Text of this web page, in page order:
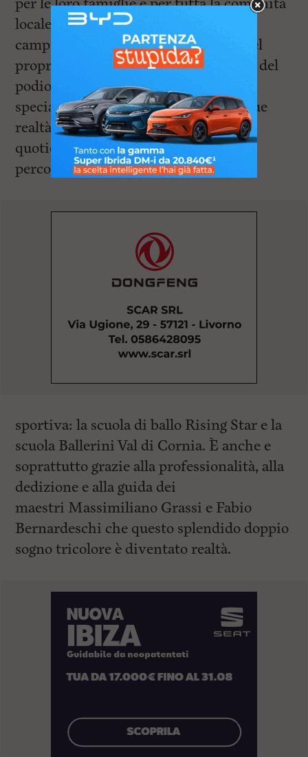
locale, che festeggia questi giovani
campioni capaci di portare il nome del
proprio territorio sul gradino più alto del
podio italiano. Un ringraziamento
speciale per questi traguardi va alle due
realtà che supportano e guidano
quotidianamente i ragazzi nel loro
percorso di crescita tecnica e
sportiva: la scuola di ballo Rising Star e la
scuola Ballerini Val di Cornia. È anche e
soprattutto grazie alla professionalità, alla
dedizione e alla guida dei
maestri Massimiliano Grassi e Fabio
Bernardeschi che questo splendido doppio
sogno tricolore è diventato realtà.